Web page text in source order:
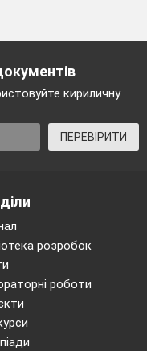
кириличну
ПЕРЕВІРИТИ
розробок
роботи